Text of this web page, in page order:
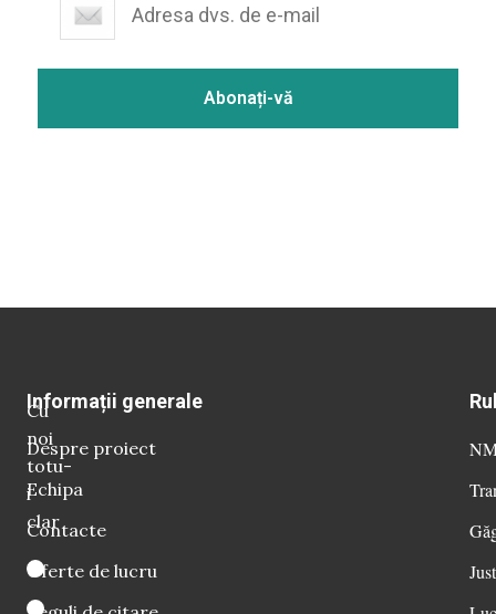
Cu
noi
totu-
i
clar
Informații generale
Despre proiect
Echipa
Contacte
Oferte de lucru